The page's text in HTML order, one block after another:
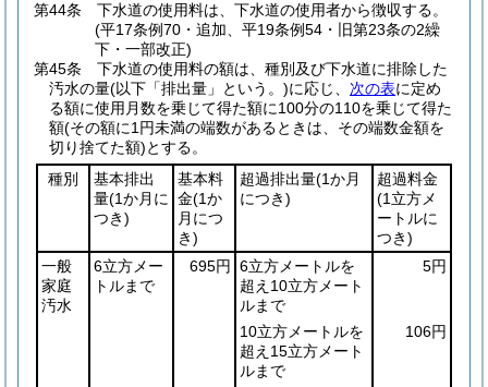
第44条
下水道の使用料は、下水道の使用者から徴収する。
(平17条例70・追加、平19条例54・旧第23条の2繰
下・一部改正)
第45条
下水道の使用料の額は、種別及び下水道に排除した
汚水の量(以下「排出量」という。)に応じ、 次の表に定め
る額に使用月数を乗じて得た額に100分の110を乗じて得た
額(その額に1円未満の端数があるときは、その端数金額を
切り捨てた額)とする。
種別
基本排出
量(1か月に
つき)
基本料
金(1か
月につ
き)
超過排出量(1か月
につき)
超過料金
(1立方メ
ートルに
つき)
一般
家庭
汚水
6立方メー
トルまで
695円
6立方メートルを
超え10立方メート
ルまで
5円
10立方メートルを
超え15立方メート
ルまで
106円